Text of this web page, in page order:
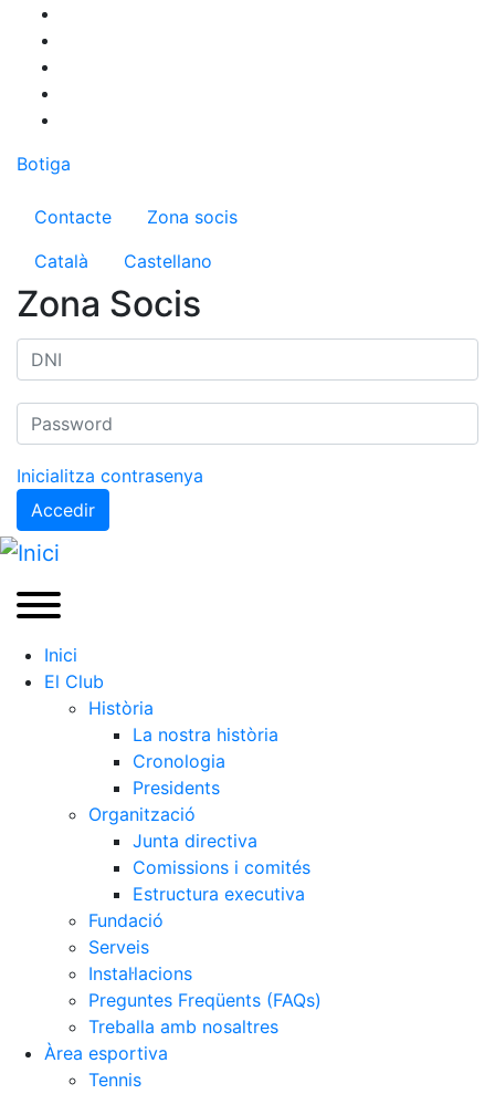
contingut
Botiga
Menú del compte d'usuari
Contacte
Zona socis
Català
Castellano
Zona Socis
Inicialitza contrasenya
Accedir
Inici
El Club
Història
La nostra història
Cronologia
Presidents
Organització
Junta directiva
Comissions i comités
Estructura executiva
Fundació
Serveis
Instal·lacions
Preguntes Freqüents (FAQs)
Treballa amb nosaltres
Àrea esportiva
Tennis